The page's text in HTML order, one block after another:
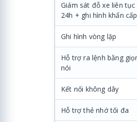
Giám sát đỗ xe liên tục
24h + ghi hình khẩn cấp
Ghi hình vòng lặp
Hỗ trợ ra lệnh bằng
nói
Kết nối không dây
Hỗ trợ thẻ nhớ tối đa